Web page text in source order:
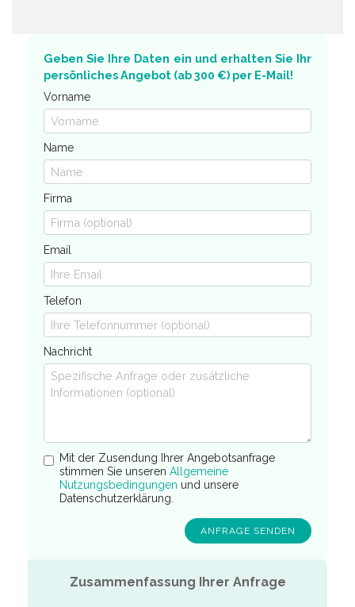
Geben Sie Ihre Daten ein und erhalten Sie Ihr
persönliches Angebot (ab 300 €) per E-Mail!
Vorname
Name
Firma
Email
Telefon
Nachricht
Mit der Zusendung Ihrer Angebotsanfrage
stimmen Sie unseren Allgemeine
Nutzungsbedingungen und unsere
Datenschutzerklärung.
Zusammenfassung Ihrer Anfrage